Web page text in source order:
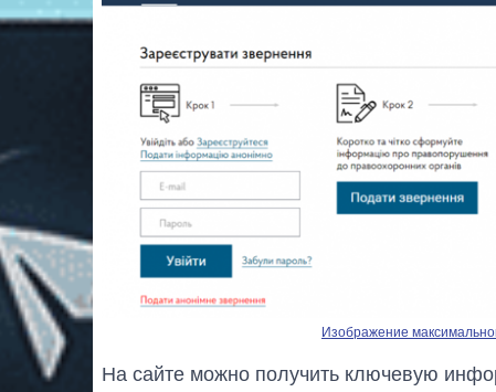
Изображение
На сайте можно получить ключевую